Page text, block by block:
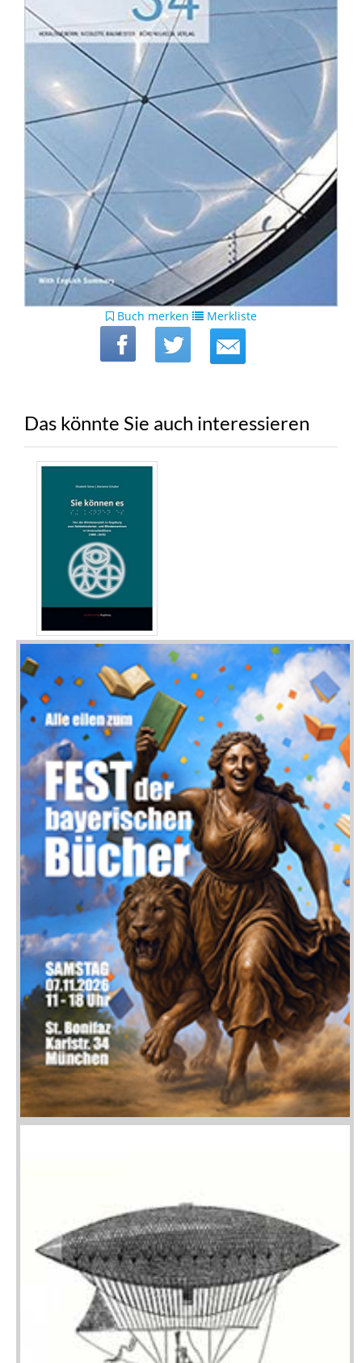
Buch merken Merkliste
Das könnte Sie auch interessieren